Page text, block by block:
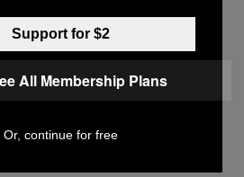
Luxury Space
Week on VICE:
Support for $2
All Membership Plans
Or, continue for free